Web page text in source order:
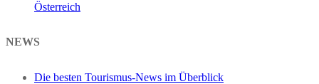
Österreich
NEWS
Die besten Tourismus-News im Überblick